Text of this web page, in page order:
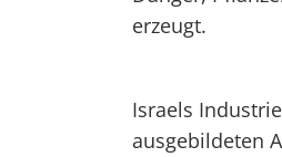
erzeugt.
Israels
ausgebildeten